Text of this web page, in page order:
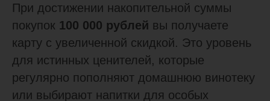
При достижении накопительной суммы
покупок 100 000 рублей вы получаете
карту с увеличенной скидкой. Это уровень
для истинных ценителей, которые
регулярно пополняют домашнюю винотеку
или выбирают напитки для особых